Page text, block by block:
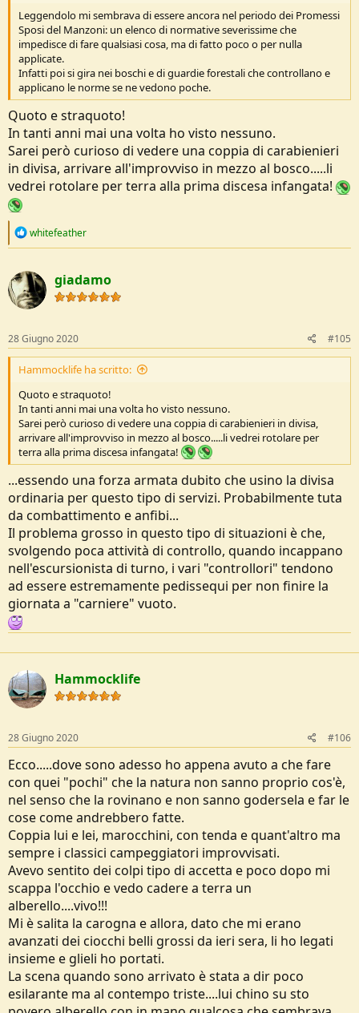
Leggendolo mi sembrava di essere ancora nel periodo dei Promessi
Sposi del Manzoni: un elenco di normative severissime che
impedisce di fare qualsiasi cosa, ma di fatto poco o per nulla
applicate.
Infatti poi si gira nei boschi e di guardie forestali che controllano e
applicano le norme se ne vedono poche.
Quoto e straquoto!
In tanti anni mai una volta ho visto nessuno.
Sarei però curioso di vedere una coppia di carabienieri
in divisa, arrivare all'improvviso in mezzo al bosco.....li
vedrei rotolare per terra alla prima discesa infangata!
R
c
t
i
o
s
:
whitefeather
giadamo
28 Giugno 2020 #105
Hammocklife ha scritto:
Quoto e straquoto!
In tanti anni mai una volta ho visto nessuno.
Sarei però curioso di vedere una coppia di carabienieri in divisa,
arrivare all'improvviso in mezzo al bosco.....li vedrei rotolare per
terra alla prima discesa infangata!
...essendo una forza armata dubito che usino la divisa
ordinaria per questo tipo di servizi. Probabilmente tuta
da combattimento e anfibi...
Il problema grosso in questo tipo di situazioni è che,
svolgendo poca attività di controllo, quando incappano
nell'escursionista di turno, i vari "controllori" tendono
ad essere estremamente pedissequi per non finire la
giornata a "carniere" vuoto.
Hammocklife
28 Giugno 2020 #106
Ecco.....dove sono adesso ho appena avuto a che fare
con quei "pochi" che la natura non sanno proprio cos'è,
nel senso che la rovinano e non sanno godersela e far le
cose come andrebbero fatte.
Coppia lui e lei, marocchini, con tenda e quant'altro ma
sempre i classici campeggiatori improvvisati.
Avevo sentito dei colpi tipo di accetta e poco dopo mi
scappa l'occhio e vedo cadere a terra un
alberello....vivo!!!
Mi è salita la carogna e allora, dato che mi erano
avanzati dei ciocchi belli grossi da ieri sera, li ho legati
insieme e glieli ho portati.
La scena quando sono arrivato è stata a dir poco
esilarante ma al contempo triste....lui chino su sto